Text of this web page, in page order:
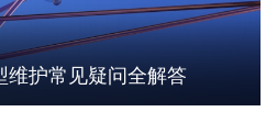
护常见疑问全解答